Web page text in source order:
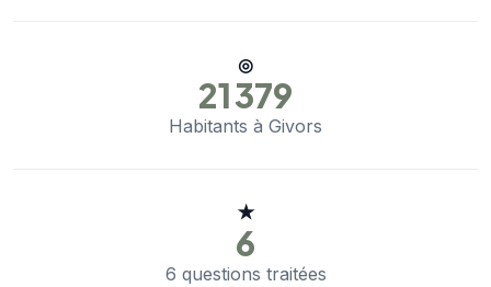
◎
21 379
Habitants à Givors
★
6
6 questions traitées